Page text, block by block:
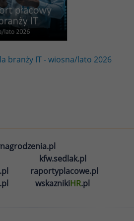
branży IT - wiosna/lato 2026
kfw.sedlak.pl
raportyplacowe.pl
wskaznikiHR.pl